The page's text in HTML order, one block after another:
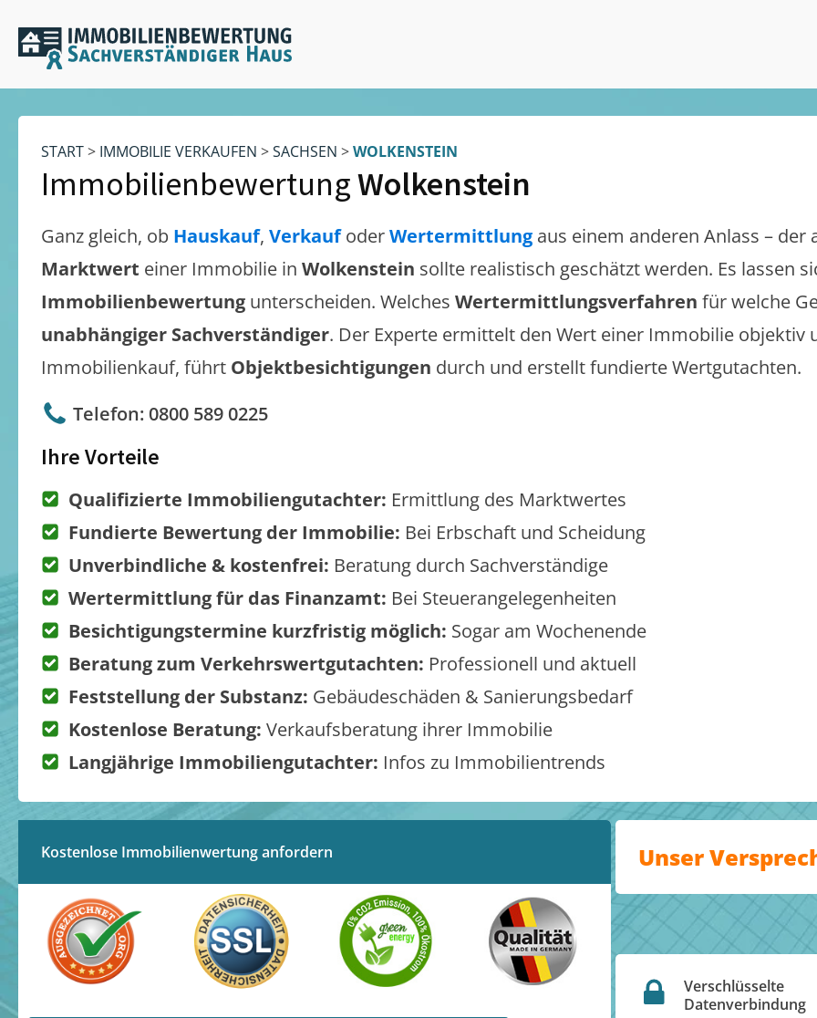
START> IMMOBILIE VERKAUFEN >SACHSEN >WOLKENSTEIN
ImmobilienbewertungWolkenstein
Ganz gleich, ob Hauskauf, VerkaufoderWertermittlung aus einem anderen Anlass – der
Marktwert einer Immobilie in Wolkenstein sollte realistisch geschätzt werden. Es lassen
Immobilienbewertung unterscheiden. Welches Wertermittlungsverfahren für welche
unabhängiger Sachverständiger. Der Experte ermittelt den Wert einer Immobilie objektiv
Immobilienkauf, führt Objektbesichtigungen durch und erstellt fundierte Wertgutachten.
Telefon: 0800 589 0225
Ihre Vorteile
Qualifizierte Immobiliengutachter: Ermittlung des Marktwertes
Fundierte Bewertung der Immobilie: Bei Erbschaft und Scheidung
Unverbindliche & kostenfrei: Beratung durch Sachverständige
Wertermittlung für das Finanzamt: Bei Steuerangelegenheiten
Besichtigungstermine kurzfristig möglich: Sogar am Wochenende
Beratung zum Verkehrswertgutachten: Professionell und aktuell
Feststellung der Substanz: Gebäudeschäden & Sanierungsbedarf
Kostenlose Beratung: Verkaufsberatung ihrer Immobilie
Langjährige Immobiliengutachter: Infos zu Immobilientrends
Kostenlose Immobilienwertung anfordern Unser
Verschlüsselte
Datenverbindung